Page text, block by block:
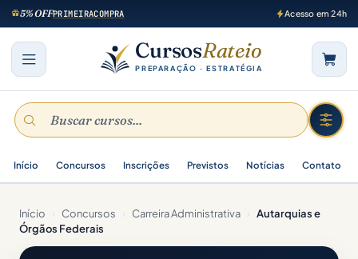
5% OFFPRIMEIRACOMPRA Acesso em 24h
CursosRateio
PREPARAÇÃO · ESTRATÉGIA
Início Concursos Inscrições Previstos Notícias Contato
Início › Concursos › Carreira Administrativa › Autarquias e
Órgãos Federais